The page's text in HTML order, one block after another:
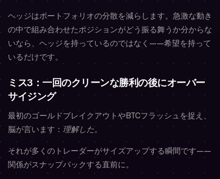
ヘッジはポートフォリオの分散を減らします。急激な動き
の中で組み合わせたポジションがどう振る舞うか分からな
いなら、ヘッジを持っているのではなく——希望を持って
いるだけです。
ミス3：一回のクリーンな勝利の後にオーバー
サイジング
最初のゴールドブレイクアウトやBTCフラッシュを捉え、
脳が言います： 理解した。
それが多くのトレーダーがサイズアップする瞬間です——
関係がスナップバックする直前に。